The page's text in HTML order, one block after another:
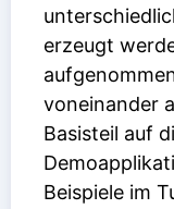
erzeugt
voneinander
Basisteil auf
Beispiele im